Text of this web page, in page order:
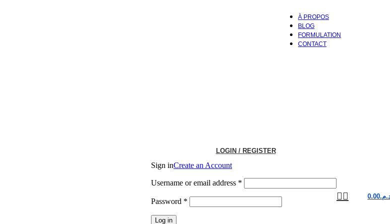
À PROPOS
BLOG
FORMULATION
CONTACT
LOGIN / REGISTER
Sign inCreate an Account
Username or email address *
Password *
Log in
0.00